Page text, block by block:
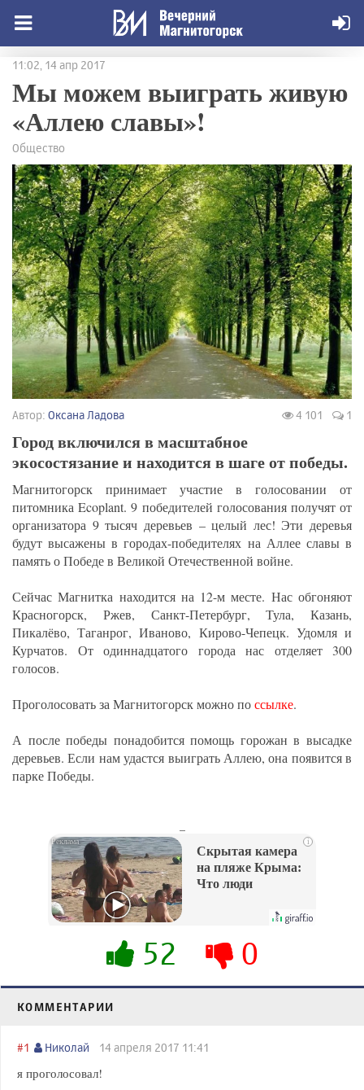
11:02, 14 апр 2017
Мы можем выиграть живую
«Аллею славы»!
Общество
Автор: Оксана Ладова 4 101 1
Город включился в масштабное
экосостязание и находится в шаге от победы.
Магнитогорск принимает участие в голосовании от
питомника Ecoplant. 9 победителей голосования получят от
организатора 9 тысяч деревьев – целый лес! Эти деревья
будут высажены в городах-победителях на Аллее славы в
память о Победе в Великой Отечественной войне.
Сейчас Магнитка находится на 12-м месте. Нас обгоняют
Красногорск, Ржев, Санкт-Петербург, Тула, Казань,
Пикалёво, Таганрог, Иваново, Кирово-Чепецк. Удомля и
Курчатов. От одиннадцатого города нас отделяет 300
голосов.
Проголосовать за Магнитогорск можно поссылке.
А после победы понадобится помощь горожан в высадке
деревьев. Если нам удастся выиграть Аллею, она появится в
парке Победы.
i
Скрытая камера
на пляже Крыма:
Что люди
их не видят...
52 0
КОММЕНТАРИИ
#1 Николай 14 апреля 2017 11:41
я проголосовал!